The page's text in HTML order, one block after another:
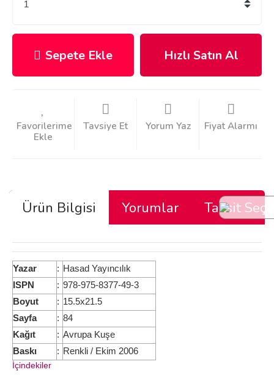
Sepete Ekle Hızlı Satın Al
Tavsiye Et Yorum Yaz Fiyat Alarmı
Ürün Bilgisi Yorumlar Taksit
Yazar : Hasad Yayıncılık
ISPN
: 978-975-8377-49-3
Boyut
: 15.5x21.5
Sayfa
: 84
Kağıt
: Avrupa Kuşe
Baskı
: Renkli / Ekim 2006
İçindekiler